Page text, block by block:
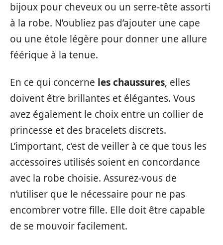
bijoux pour cheveux ou un serre-tête assorti
à la robe. N’oubliez pas d’ajouter une cape
ou une étole légère pour donner une allure
féérique à la tenue.
En ce qui concerne les chaussures, elles
doivent être brillantes et élégantes. Vous
avez également le choix entre un collier de
princesse et des bracelets discrets.
L’important, c’est de veiller à ce que tous les
accessoires utilisés soient en concordance
avec la robe choisie. Assurez-vous de
n’utiliser que le nécessaire pour ne pas
encombrer votre fille. Elle doit être capable
de se mouvoir facilement.